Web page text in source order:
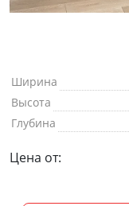
Ширина
Высота
Глубина
Цена от: